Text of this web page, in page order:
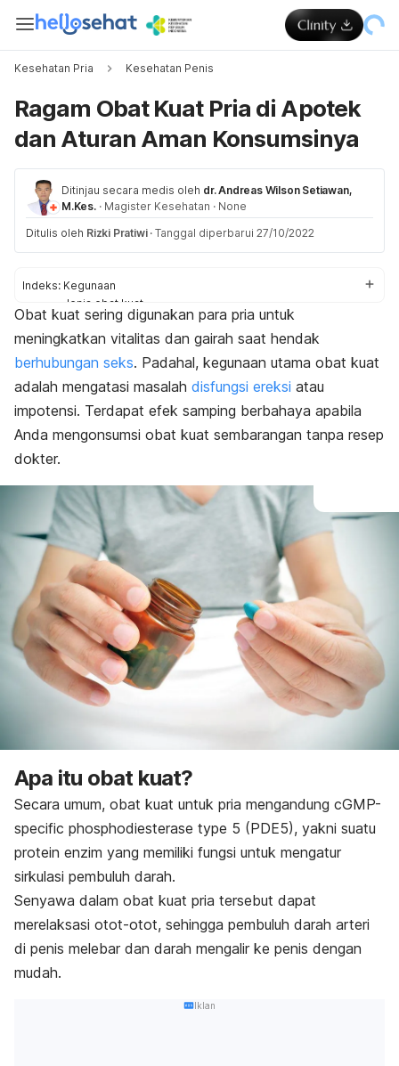
Kesehatan Pria Kesehatan Penis
Ragam Obat Kuat Pria di Apotek
dan Aturan Aman Konsumsinya
Ditinjau secara medis oleh dr. Andreas Wilson Setiawan,
M.Kes. · Magister Kesehatan · None
Ditulis oleh Rizki Pratiwi · Tanggal diperbarui 27/10/2022
Indeks: Kegunaan
Jenis obat kuat
Cara kerja
Perbedaan
Efek samping
Aturan pakai
Obat kuat sering digunakan para pria untuk
meningkatkan vitalitas dan gairah saat hendak
berhubungan seks. Padahal, kegunaan utama obat kuat
adalah mengatasi masalah disfungsi ereksi atau
impotensi. Terdapat efek samping berbahaya apabila
Anda mengonsumsi obat kuat sembarangan tanpa resep
dokter.
Apa itu obat kuat?
Secara umum, obat kuat untuk pria mengandung cGMP-
specific phosphodiesterase type 5 (PDE5), yakni suatu
protein enzim yang memiliki fungsi untuk mengatur
sirkulasi pembuluh darah.
Senyawa dalam obat kuat pria tersebut dapat
merelaksasi otot-otot, sehingga pembuluh darah arteri
di penis melebar dan darah mengalir ke penis dengan
mudah.
Iklan